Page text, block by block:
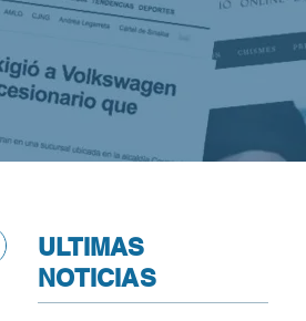
ULTIMAS
NOTICIAS